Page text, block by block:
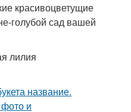
красивоцветущие
голубой сад вашей
лилия